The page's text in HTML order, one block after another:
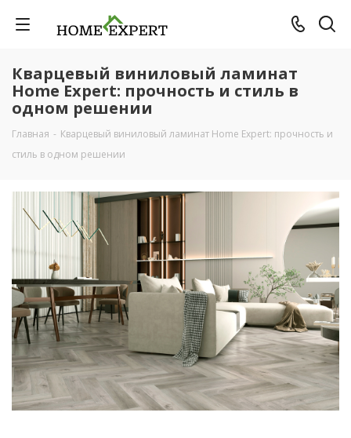
Кварцевый виниловый ламинат
Home Expert: прочность и стиль в
одном решении
Главная - Кварцевый виниловый ламинат Home Expert: прочность и
стиль в одном решении